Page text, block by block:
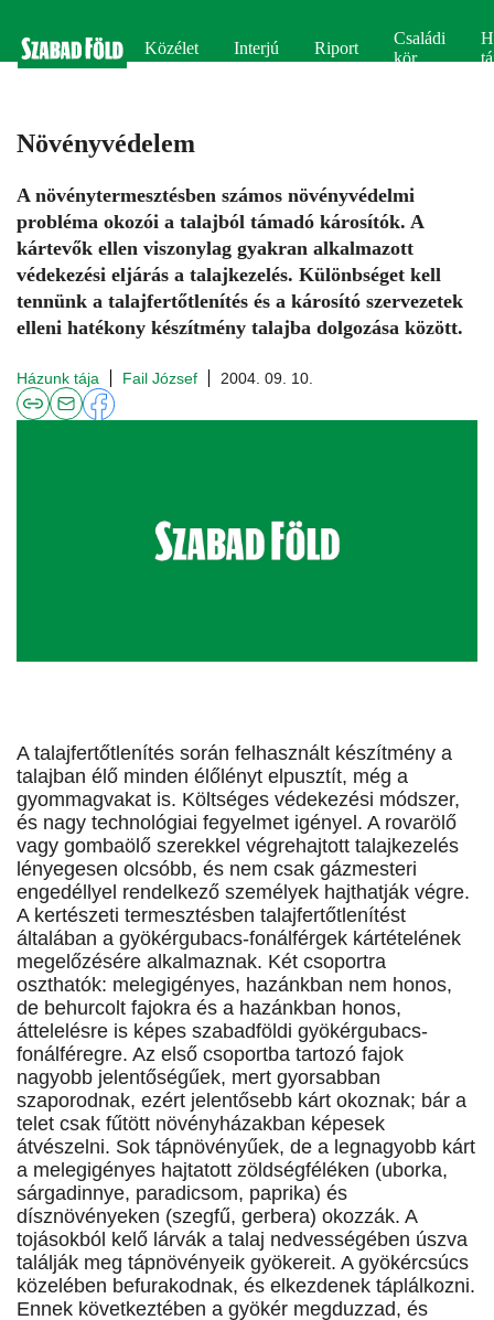
Közélet Interjú Riport
Családi
kör
Növényvédelem
A növénytermesztésben számos növényvédelmi
probléma okozói a talajból támadó károsítók. A
kártevők ellen viszonylag gyakran alkalmazott
védekezési eljárás a talajkezelés. Különbséget kell
tennünk a talajfertőtlenítés és a károsító szervezetek
elleni hatékony készítmény talajba dolgozása között.
Házunk tája Fail József 2004. 09. 10.
A talajfertőtlenítés során felhasznált készítmény a
talajban élő minden élőlényt elpusztít, még a
gyommagvakat is. Költséges védekezési módszer,
és nagy technológiai fegyelmet igényel. A rovarölő
vagy gombaölő szerekkel végrehajtott talajkezelés
lényegesen olcsóbb, és nem csak gázmesteri
engedéllyel rendelkező személyek hajthatják végre.
A kertészeti termesztésben talajfertőtlenítést
általában a gyökérgubacs-fonálférgek kártételének
megelőzésére alkalmaznak. Két csoportra
oszthatók: melegigényes, hazánkban nem honos,
de behurcolt fajokra és a hazánkban honos,
áttelelésre is képes szabadföldi gyökérgubacs-
fonálféregre. Az első csoportba tartozó fajok
nagyobb jelentőségűek, mert gyorsabban
szaporodnak, ezért jelentősebb kárt okoznak; bár a
telet csak fűtött növényházakban képesek
átvészelni. Sok tápnövényűek, de a legnagyobb kárt
a melegigényes hajtatott zöldségféléken (uborka,
sárgadinnye, paradicsom, paprika) és
dísznövényeken (szegfű, gerbera) okozzák. A
tojásokból kelő lárvák a talaj nedvességében úszva
találják meg tápnövényeik gyökereit. A gyökércsúcs
közelében befurakodnak, és elkezdenek táplálkozni.
Ennek következtében a gyökér megduzzad, és